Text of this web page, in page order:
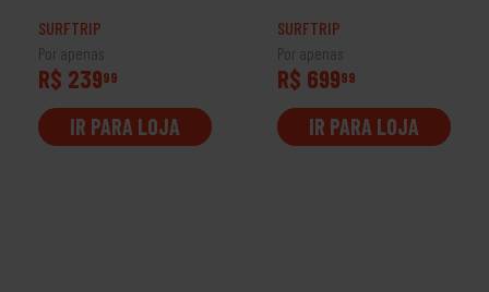
SURFTRIP
Por apenas
R$ 23999
IR PARA LOJA
SURFTRIP
Por apenas
R$ 69999
IR PARA LOJA